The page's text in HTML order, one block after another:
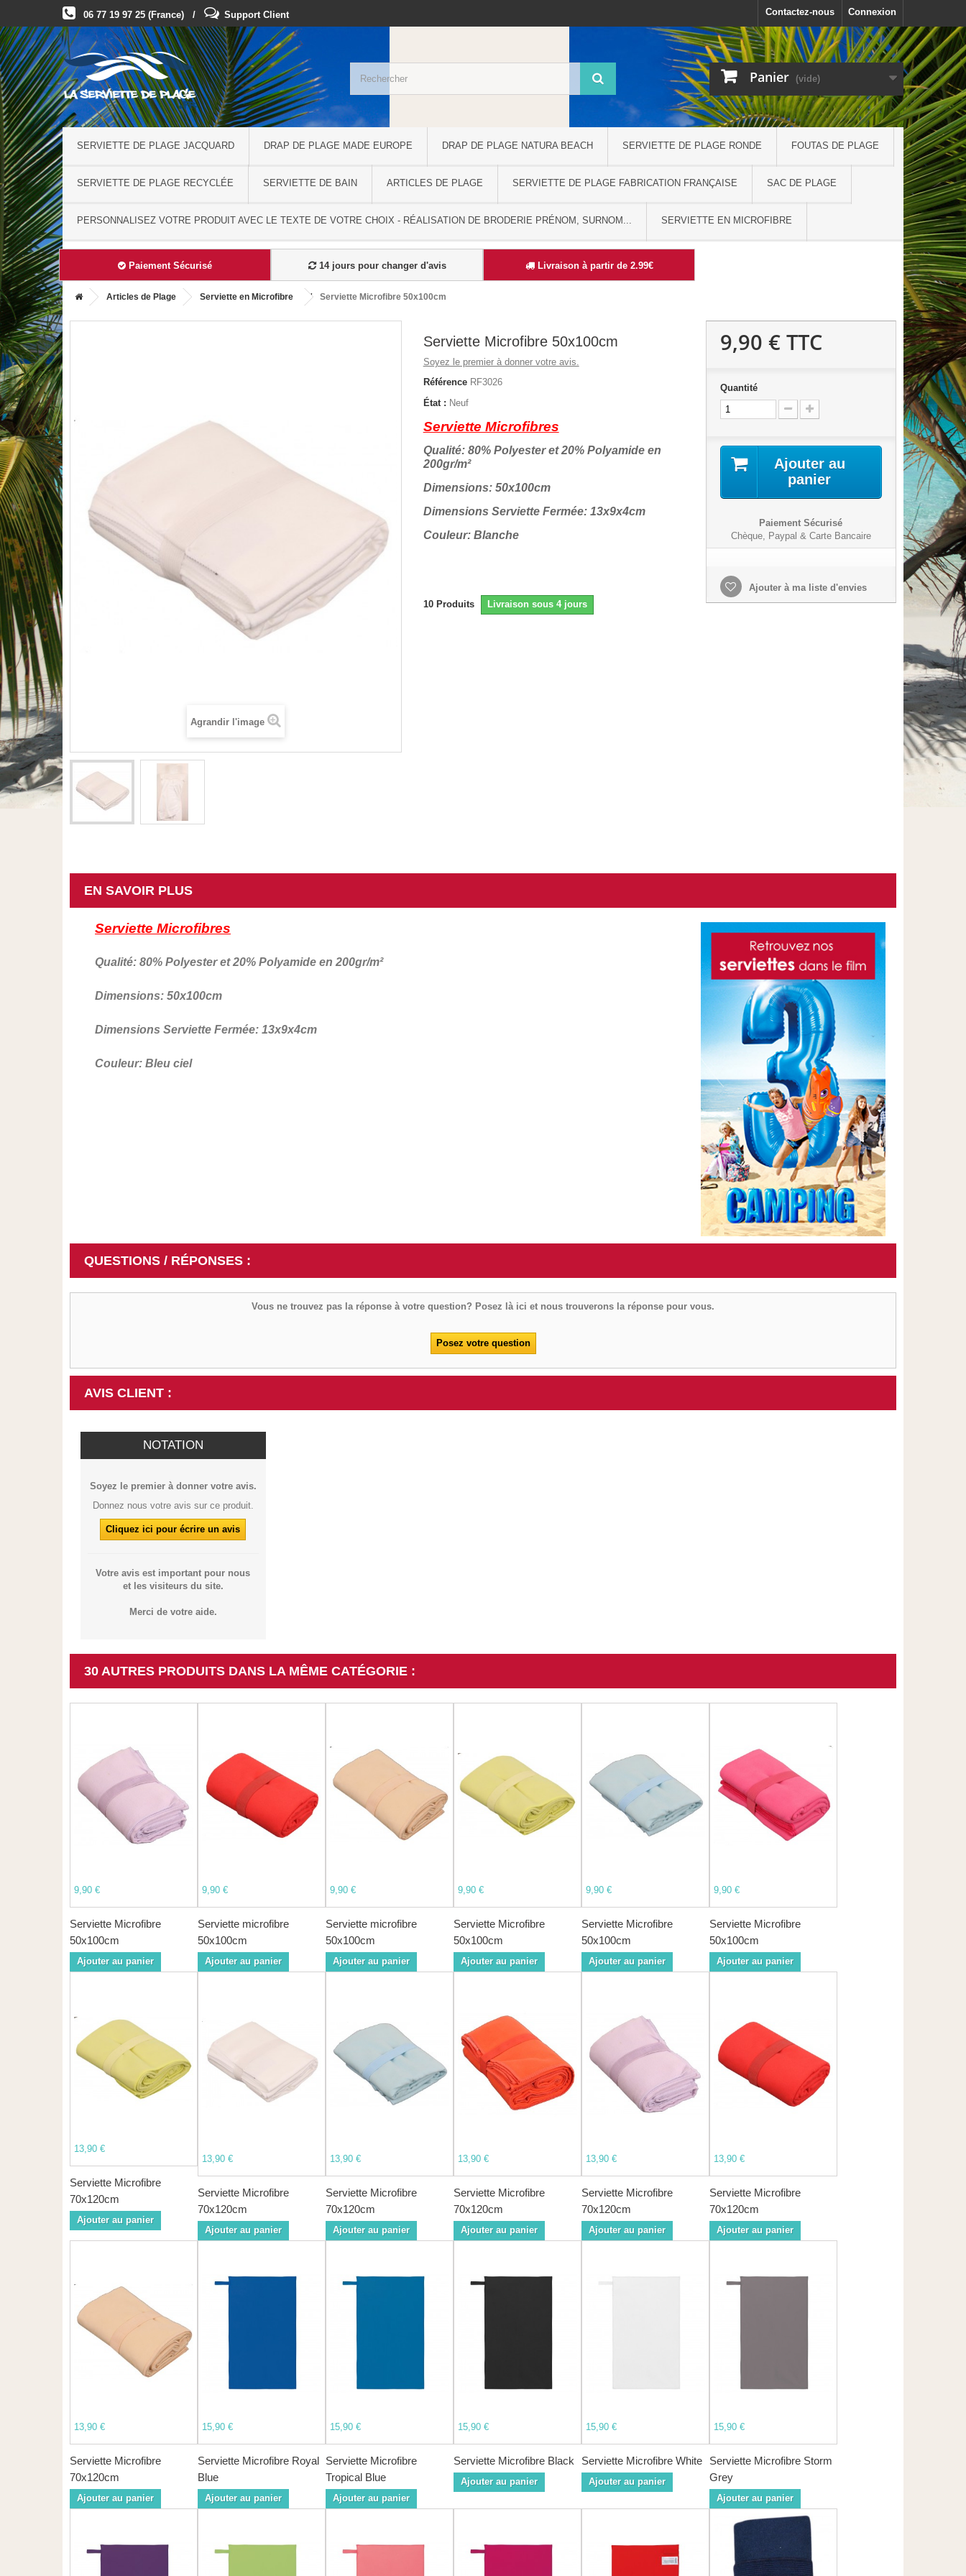
06 77 19 97 25 (France) / Support Client Connexion
Contactez-nous
Panier (vide)
SERVIETTE DE PLAGE JACQUARD DRAP DE PLAGE MADE EUROPE DRAP DE PLAGE NATURA BEACH SERVIETTE DE PLAGE RONDE FOUTAS DE PLAGE
SERVIETTE DE PLAGE RECYCLÉE SERVIETTE DE BAIN ARTICLES DE PLAGE SERVIETTE DE PLAGE FABRICATION FRANÇAISE SAC DE PLAGE
PERSONNALISEZ VOTRE PRODUIT AVEC LE TEXTE DE VOTRE CHOIX - RÉALISATION DE BRODERIE PRÉNOM, SURNOM... SERVIETTE EN MICROFIBRE
Paiement Sécurisé 14 jours pour changer d'avis Livraison à partir de 2.99€
Articles de Plage Serviette en Microfibre Serviette Microfibre 50x100cm
Agrandir l'image
Serviette Microfibre 50x100cm
Soyez le premier à donner votre avis.
Référence RF3026
État : Neuf
Serviette Microfibres
Qualité: 80% Polyester et 20% Polyamide en
200gr/m²
Dimensions: 50x100cm
Dimensions Serviette Fermée: 13x9x4cm
Couleur: Blanche
10 Produits Livraison sous 4 jours
9,90 €TTC
Quantité
Ajouter au
panier
Paiement Sécurisé
Chèque, Paypal & Carte Bancaire
Ajouter à ma liste d'envies
EN SAVOIR PLUS
Serviette Microfibres
Qualité: 80% Polyester et 20% Polyamide en 200gr/m²
Dimensions: 50x100cm
Dimensions Serviette Fermée: 13x9x4cm
Couleur: Bleu ciel
QUESTIONS / RÉPONSES :
Vous ne trouvez pas la réponse à votre question? Posez là ici et nous trouverons la réponse pour vous.
Posez votre question
AVIS CLIENT :
NOTATION
Soyez le premier à donner votre avis.
Donnez nous votre avis sur ce produit.
Cliquez ici pour écrire un avis
Votre avis est important pour nous
et les visiteurs du site.
Merci de votre aide.
30 AUTRES PRODUITS DANS LA MÊME CATÉGORIE :
9,90 €
Serviette Microfibre
50x100cm
Ajouter au panier
9,90 €
Serviette microfibre
50x100cm
Ajouter au panier
9,90 €
Serviette microfibre
50x100cm
Ajouter au panier
9,90 €
Serviette Microfibre
50x100cm
Ajouter au panier
9,90 €
Serviette Microfibre
50x100cm
Ajouter au panier
9,90 €
Serviette Microfibre
50x100cm
Ajouter au panier
13,90 €
Serviette Microfibre
70x120cm
Ajouter au panier
13,90 €
Serviette Microfibre
70x120cm
Ajouter au panier
13,90 €
Serviette Microfibre
70x120cm
Ajouter au panier
13,90 €
Serviette Microfibre
70x120cm
Ajouter au panier
13,90 €
Serviette Microfibre
70x120cm
Ajouter au panier
13,90 €
Serviette Microfibre
70x120cm
Ajouter au panier
13,90 €
Serviette Microfibre
70x120cm
Ajouter au panier
15,90 €
Serviette Microfibre Royal
Blue
Ajouter au panier
15,90 €
Serviette Microfibre
Tropical Blue
Ajouter au panier
15,90 €
Serviette Microfibre Black
Ajouter au panier
15,90 €
Serviette Microfibre White
Ajouter au panier
15,90 €
Serviette Microfibre Storm
Grey
Ajouter au panier